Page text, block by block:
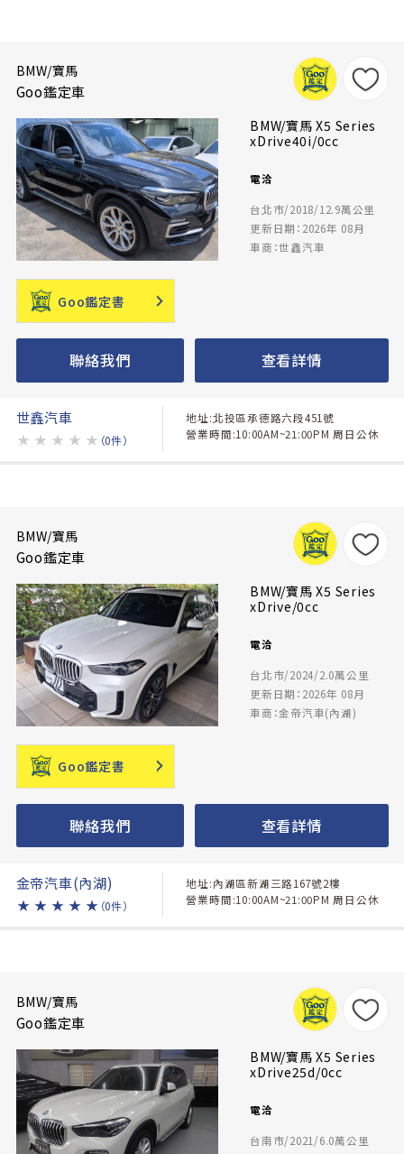
BMW/寶馬
Goo鑑定車
BMW/寶馬 X5 Series
xDrive40i/0cc
電洽
台北市/2018/12.9萬公里
更新日期：2026年 08月
車商：世鑫汽車
Goo鑑定書
聯絡我們 查看詳情
世鑫汽車
★ ★ ★ ★ ★ （0件）
地址:北投區承德路六段451號
營業時間:10:00AM~21:00PM 周日公休
BMW/寶馬
Goo鑑定車
BMW/寶馬 X5 Series
xDrive/0cc
電洽
台北市/2024/2.0萬公里
更新日期：2026年 08月
車商：金帝汽車(內湖)
Goo鑑定書
聯絡我們 查看詳情
金帝汽車(內湖)
★ ★ ★ ★ ★ （0件）
地址:內湖區新湖三路167號2樓
營業時間:10:00AM~21:00PM 周日公休
BMW/寶馬
Goo鑑定車
BMW/寶馬 X5 Series
xDrive25d/0cc
電洽
台南市/2021/6.0萬公里